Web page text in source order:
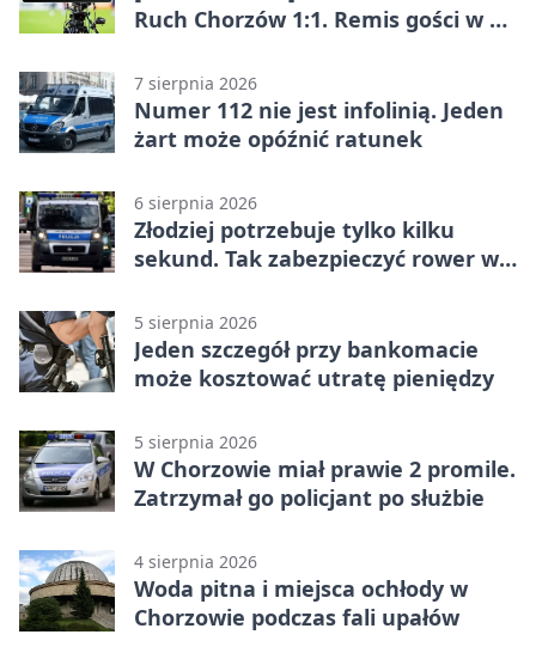
Ruch Chorzów 1:1. Remis gości w 3.
7 sierpnia 2026
Numer 112 nie jest infolinią. Jeden
żart może opóźnić ratunek
6 sierpnia 2026
Złodziej potrzebuje tylko kilku
sekund. Tak zabezpieczyć rower w
5 sierpnia 2026
Jeden szczegół przy bankomacie
może kosztować utratę pieniędzy
5 sierpnia 2026
W Chorzowie miał prawie 2 promile.
Zatrzymał go policjant po służbie
4 sierpnia 2026
Woda pitna i miejsca ochłody w
Chorzowie podczas fali upałów